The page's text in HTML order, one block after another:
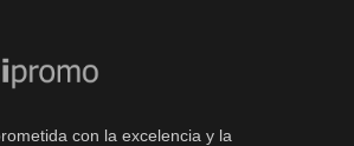
con la excelencia y la